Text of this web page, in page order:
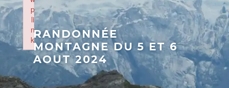
RANDONNÉE
MONTAGNE DU 5 ET 6
AOUT 2024
p
li
n
k
Failed to initialize plugin: wplink